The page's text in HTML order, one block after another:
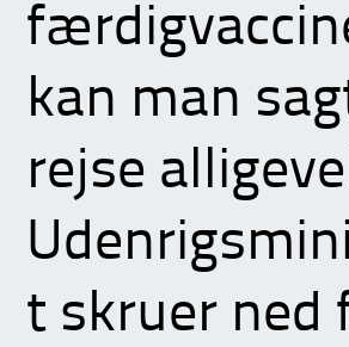
kan man
rejse
t skruer ned